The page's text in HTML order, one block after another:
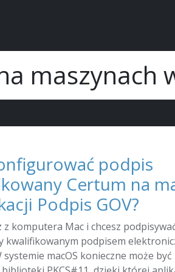
maszynach
podpis
Certum na
Podpis GOV?
z komputera Mac i chcesz
kwalifikowanym podpisem
systemie macOS konieczne może być